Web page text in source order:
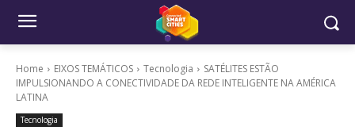
Home EIXOS TEMÁTICOS Tecnologia
SATÉLITES ESTÃO
IMPULSIONANDO A CONECTIVIDADE DA REDE INTELIGENTE NA AMÉRICA
LATINA
Tecnologia